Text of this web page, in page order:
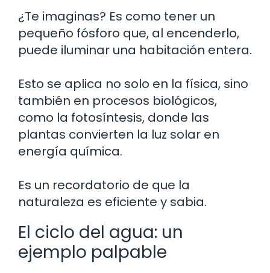
¿Te imaginas? Es como tener un
pequeño fósforo que, al encenderlo,
puede iluminar una habitación entera.
Esto se aplica no solo en la física, sino
también en procesos biológicos,
como la fotosíntesis, donde las
plantas convierten la luz solar en
energía química.
Es un recordatorio de que la
naturaleza es eficiente y sabia.
El ciclo del agua: un
ejemplo palpable